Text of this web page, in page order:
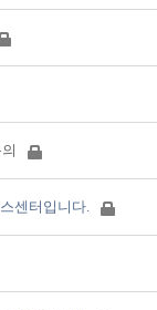
센터입니다.